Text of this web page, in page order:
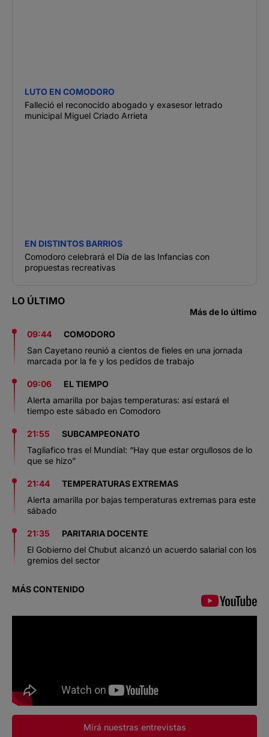
LUTO EN COMODORO
Falleció el reconocido abogado y exasesor letrado
municipal Miguel Criado Arrieta
EN DISTINTOS BARRIOS
Comodoro celebrará el Día de las Infancias con
propuestas recreativas
LO ÚLTIMO
Más de lo último
09:44
COMODORO
San Cayetano reunió a cientos de fieles en una jornada
marcada por la fe y los pedidos de trabajo
09:06
EL TIEMPO
Alerta amarilla por bajas temperaturas: así estará el
tiempo este sábado en Comodoro
21:55
SUBCAMPEONATO
Tagliafico tras el Mundial: “Hay que estar orgullosos de lo
que se hizo”
21:44
TEMPERATURAS EXTREMAS
Alerta amarilla por bajas temperaturas extremas para este
sábado
21:35
PARITARIA DOCENTE
El Gobierno del Chubut alcanzó un acuerdo salarial con los
gremios del sector
MÁS CONTENIDO
Mirá nuestras entrevistas